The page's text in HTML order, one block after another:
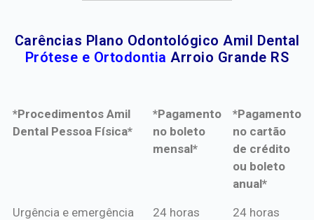
Carências Plano Odontológico Amil Dental
Prótese e Ortodontia Arroio Grande RS
*Procedimentos Amil
Dental Pessoa Física*
*Pagamento
no boleto
mensal*
*Pagamento
no cartão
de crédito
ou boleto
anual*
*Procedimentos Amil
*Pagamento
*Pagamento
Urgência e emergência 24 horas 24 horas